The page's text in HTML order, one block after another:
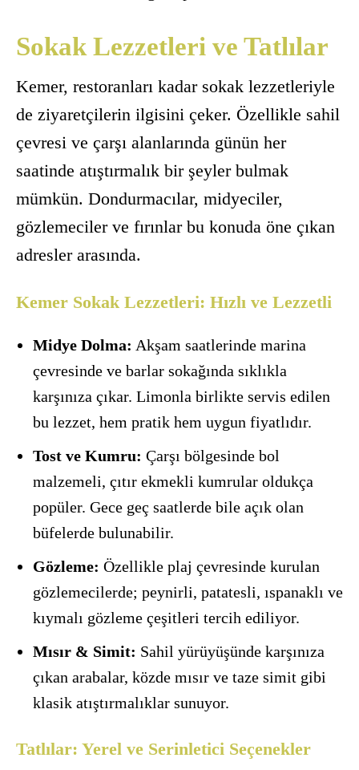
Sokak Lezzetleri ve Tatlılar
Kemer, restoranları kadar sokak lezzetleriyle
de ziyaretçilerin ilgisini çeker. Özellikle sahil
çevresi ve çarşı alanlarında günün her
saatinde atıştırmalık bir şeyler bulmak
mümkün. Dondurmacılar, midyeciler,
gözlemeciler ve fırınlar bu konuda öne çıkan
adresler arasında.
Kemer Sokak Lezzetleri: Hızlı ve Lezzetli
Midye Dolma: Akşam saatlerinde marina
çevresinde ve barlar sokağında sıklıkla
karşınıza çıkar. Limonla birlikte servis edilen
bu lezzet, hem pratik hem uygun fiyatlıdır.
Tost ve Kumru: Çarşı bölgesinde bol
malzemeli, çıtır ekmekli kumrular oldukça
popüler. Gece geç saatlerde bile açık olan
büfelerde bulunabilir.
Gözleme: Özellikle plaj çevresinde kurulan
gözlemecilerde; peynirli, patatesli, ıspanaklı ve
kıymalı gözleme çeşitleri tercih ediliyor.
Mısır & Simit: Sahil yürüyüşünde karşınıza
çıkan arabalar, közde mısır ve taze simit gibi
klasik atıştırmalıklar sunuyor.
Tatlılar: Yerel ve Serinletici Seçenekler